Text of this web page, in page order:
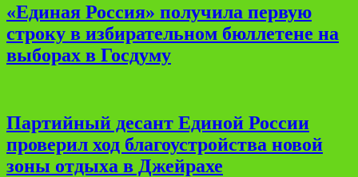
«Единая Россия» получила первую
строку в избирательном бюллетене на
выборах в Госдуму
Партийный десант Единой России
проверил ход благоустройства новой
зоны отдыха в Джейрахе